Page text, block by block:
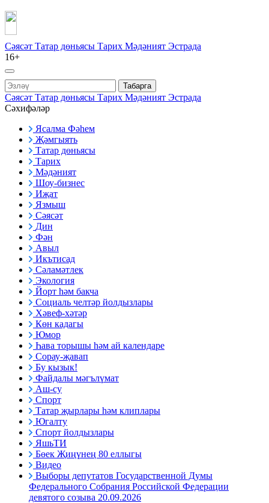
Сәясәт Татар дөньясы Тарих Мәдәният Эстрада
16+
Табарга
Сәясәт Татар дөньясы Тарих Мәдәният Эстрада
Сәхифәләр
Ясалма Фәһем
Җәмгыять
Татар дөньясы
Тарих
Мәдәният
Шоу-бизнес
Иҗат
Язмыш
Сәясәт
Дин
Фән
Авыл
Икътисад
Сәламәтлек
Экология
Йорт һәм бакча
Социаль челтәр йолдызлары
Хәвеф-хәтәр
Көн кадагы
Юмор
Һава торышы һәм ай календаре
Сорау-җавап
Бу кызык!
Файдалы мәгълүмат
Аш-су
Спорт
Татар җырлары һәм клиплары
Югалту
Спорт йолдызлары
ЯшьТИ
Бөек Җиңүнең 80 еллыгы
Видео
Выборы депутатов Государственной Думы
Федерального Собрания Российской Федерации
девятого созыва 20.09.2026